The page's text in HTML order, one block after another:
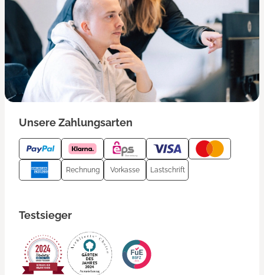
Unsere Zahlungsarten
Rechnung Vorkasse Lastschrift
Testsieger